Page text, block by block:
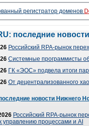
регистратор доменов
последние
Российский RPA-рынок
Системные программисты
ГК «ЭОС» подвела итоги
От децентрализованного
новости Нижнего
Российский RPA-рынок
управлению процессами и AI